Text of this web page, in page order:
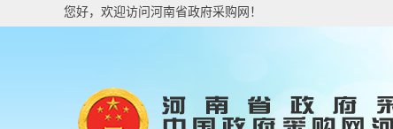
您好，欢迎访问河南省政府采购网！